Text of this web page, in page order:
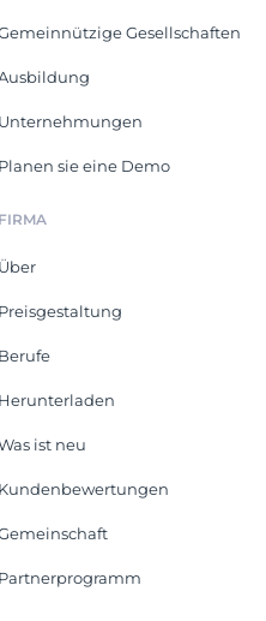
Gesellschaften
Unternehmungen
Planen sie eine Demo
FIRMA
Über
Preisgestaltung
Berufe
Herunterladen
ist neu
Kundenbewertungen
Partnerprogramm